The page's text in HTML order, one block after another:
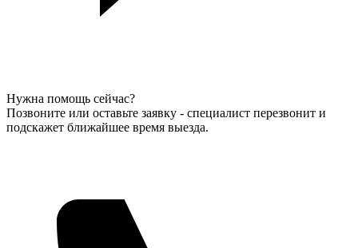
Нужна помощь сейчас?
Позвоните или оставьте заявку - специалист перезвонит и
подскажет ближайшее время выезда.